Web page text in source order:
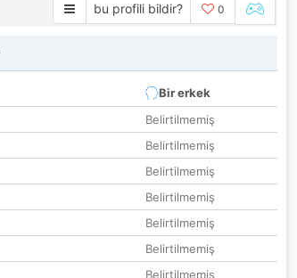
bu profili bildir? 0
Bir erkek
Belirtilmemiş
Belirtilmemiş
Belirtilmemiş
Belirtilmemiş
Belirtilmemiş
Belirtilmemiş
Belirtilmemiş